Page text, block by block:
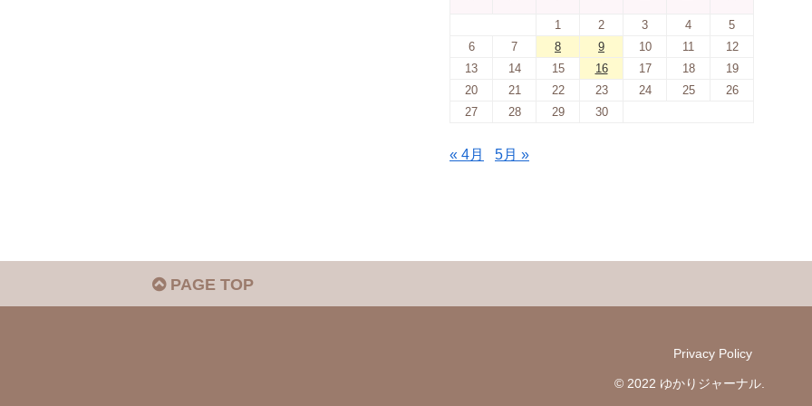
1 2 3 4
5
6
7 8 9 10 11
12
13
14 15 16 17 18
19
20
21 22 23 24 25
26
27
28 29 30
« 4月 5月 »
PAGE TOP
Privacy Policy
© 2022 ゆかりジャーナル.